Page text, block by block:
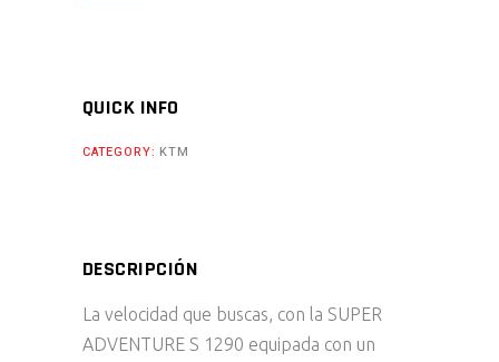
2024
QUICK INFO
CATEGORY: KTM
DESCRIPCIÓN
La velocidad que buscas, con la SUPER
ADVENTURE S 1290 equipada con un